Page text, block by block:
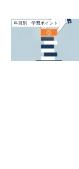
科目別 学習ポイント